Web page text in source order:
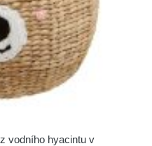
vodního hyacintu v